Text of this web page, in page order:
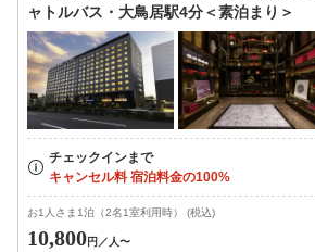
ャトルバス・大鳥居駅4分＜素泊まり＞
お1人さま1泊（2名1室利用時） (税込)
10,800円 ／人〜